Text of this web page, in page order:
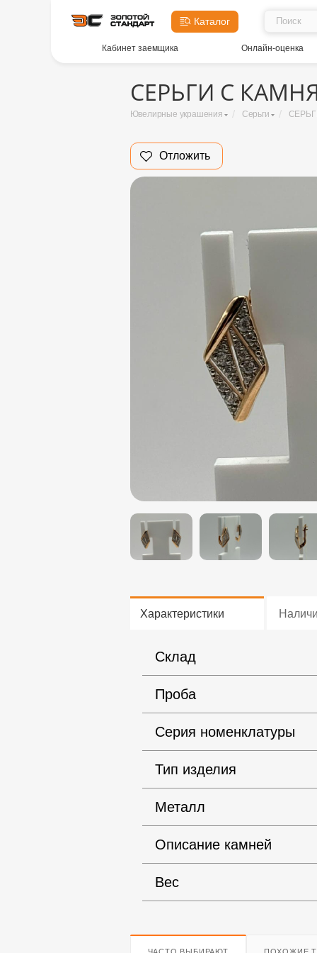
Каталог
Кабинет заемщика Онлайн-оценка
СЕРЬГИ С
Ювелирные украшения / Серьги /
Отложить
Характеристики
Склад
Проба
Серия номенклатуры
Тип изделия
Металл
Описание камней
Вес